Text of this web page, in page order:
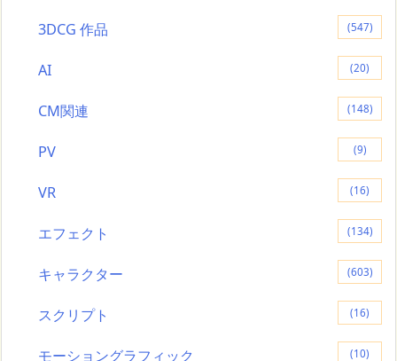
3DCG 作品 (547)
AI (20)
CM関連 (148)
PV (9)
VR (16)
エフェクト (134)
キャラクター (603)
スクリプト (16)
モーショングラフィック (10)